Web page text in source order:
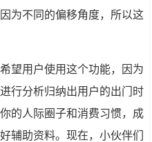
为不同的偏移角度，所以这
望用户使用这个功能，因为
行分析归纳出用户的出门时
的人际圈子和消费习惯，成
辅助资料。现在，小伙伴们